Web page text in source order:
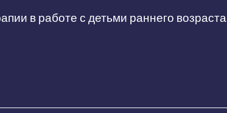
в работе с детьми раннего возраста